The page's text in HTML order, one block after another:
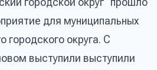
для муниципальных
городского округа. С
выступили выступили